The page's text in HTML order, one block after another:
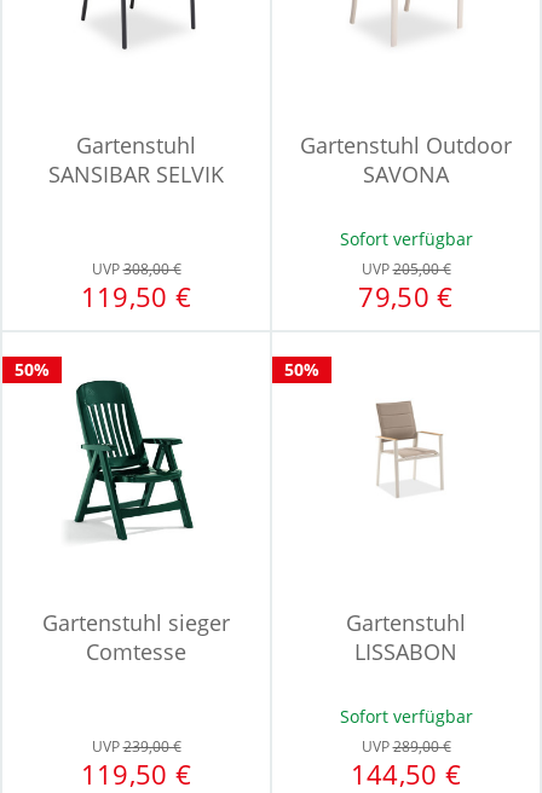
Gartenstuhl
SANSIBAR SELVIK
UVP308,00 €
119,50 €
Gartenstuhl Outdoor
SAVONA
Sofort verfügbar
UVP205,00 €
79,50 €
50%
Gartenstuhl sieger
Comtesse
UVP239,00 €
119,50 €
50%
Gartenstuhl
LISSABON
Sofort verfügbar
UVP289,00 €
144,50 €